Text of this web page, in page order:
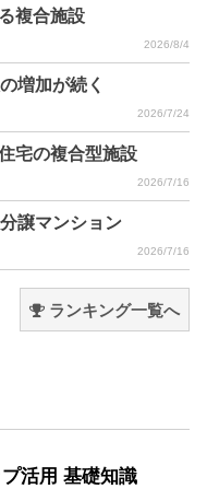
複合施設
2026/8/4
増加が続く
2026/7/24
宅の複合型施設
2026/7/16
譲マンション
2026/7/16
ランキング一覧へ
活用 基礎知識